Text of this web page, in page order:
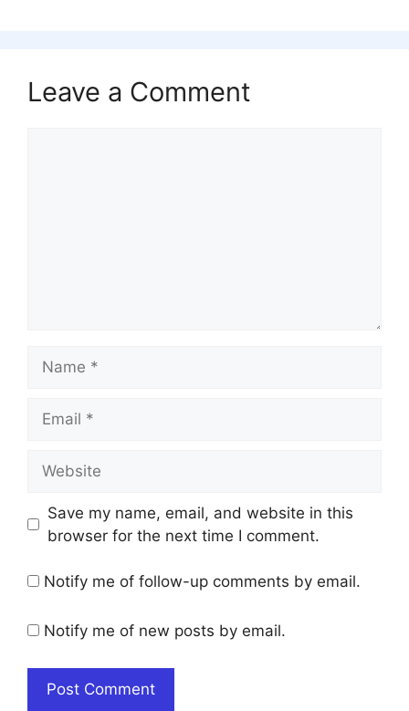
Leave a Comment
Save my name, email, and website in this
browser for the next time I comment.
Notify me of follow-up comments by email.
Notify me of new posts by email.